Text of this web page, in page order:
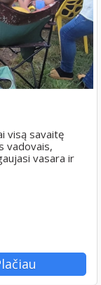
visą savaitę
vadovais,
vasara ir